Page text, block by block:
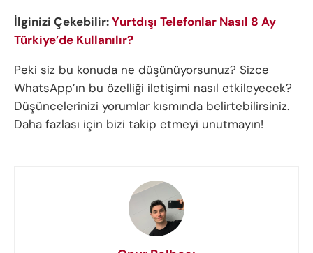
İlginizi Çekebilir:Yurtdışı Telefonlar Nasıl 8 Ay
Türkiye’de Kullanılır?
Peki siz bu konuda ne düşünüyorsunuz? Sizce
WhatsApp’ın bu özelliği iletişimi nasıl etkileyecek?
Düşüncelerinizi yorumlar kısmında belirtebilirsiniz.
Daha fazlası için bizi takip etmeyi unutmayın!